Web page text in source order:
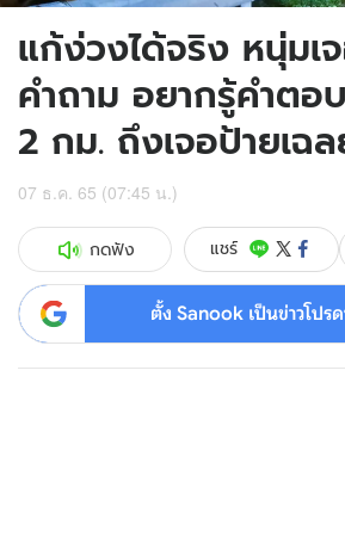
แก้ง่วงได้จริง หนุ่มเ
คำถาม อยากรู้คำตอ
2 กม. ถึงเจอป้ายเฉ
07 ธ.ค. 65 (07:45 น.)
กดฟัง แชร์
ตั้ง Sanook เป็นข่าวโป